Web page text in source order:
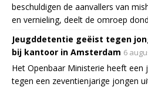
beschuldigen de aanvallers van
en vernieling, deelt de omroep
Jeugddetentie geëist tegen
bij kantoor in Amsterdam 6
Het Openbaar Ministerie heeft
tegen een zeventienjarige jongen